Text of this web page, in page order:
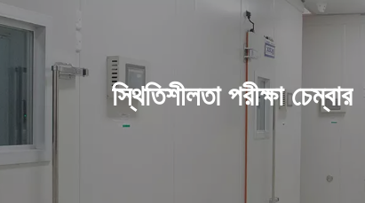
স্থিতিশীলতা পরীক্ষা চেম্বার